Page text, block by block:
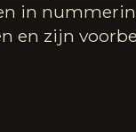
in
en zijn